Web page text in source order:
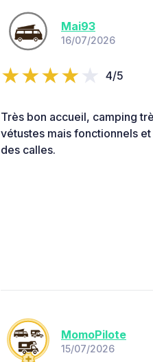
Mai93
16/07/2026
4/5
Très bon accueil, camping
vétustes mais fonctionnels
des calles.
MomoPilote
15/07/2026